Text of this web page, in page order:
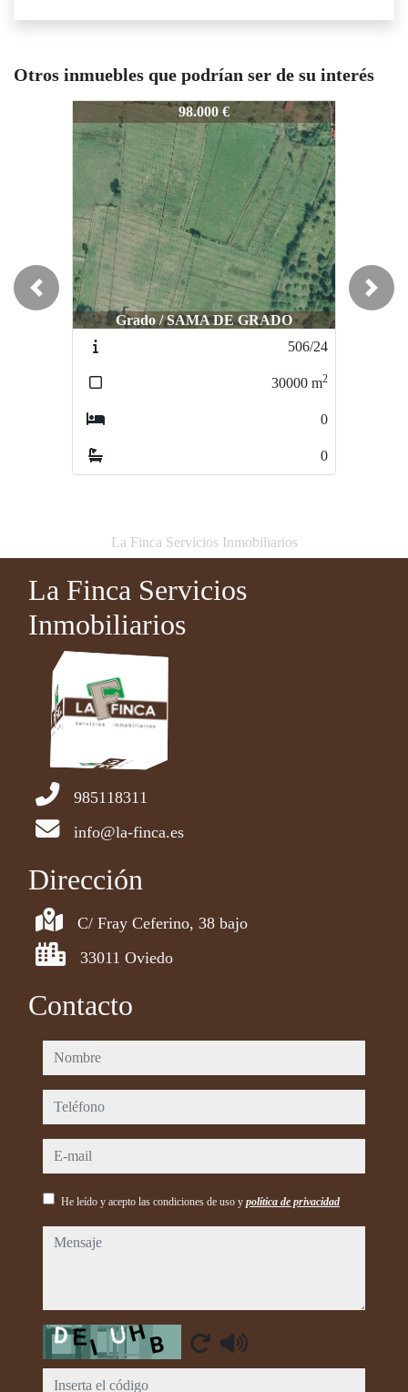
Otros inmuebles que podrían ser de su interés
98.000 €
Grado / SAMA DE GRADO
443-25 115.000 €
Oviedo / AYONES
342/24
3364
Previous Next
La Finca Servicios Inmobiliarios
La Finca Servicios
Inmobiliarios
985118311
info@la-finca.es
Dirección
C/ Fray Ceferino, 38 bajo
33011 Oviedo
Contacto
nombre
teléfono
e-mail
He leído y acepto las condiciones de uso y política de privacidad
mensaje
Captcha